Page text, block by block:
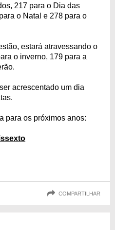
217 para o Dia das
o Natal e 278 para o
estará atravessando o
o inverno, 179 para a
acrescentado um dia
para os próximos anos:
COMPARTILHAR